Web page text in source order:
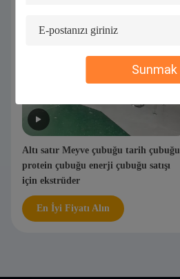
Sunmak
Altı satır Meyve çubuğu tarih çubuğu
protein çubuğu enerji çubuğu satışı
için ekstrüder
En İyi Fiyatı Alın